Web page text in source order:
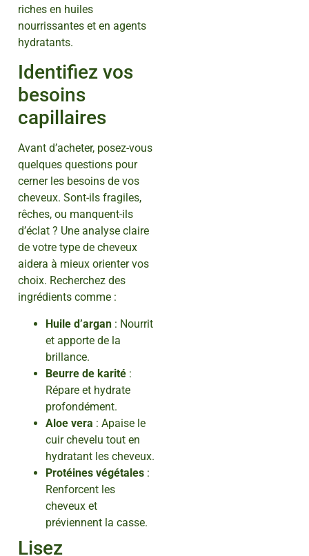
riches en huiles
nourrissantes et en agents
hydratants.
Identifiez vos
besoins
capillaires
Avant d’acheter, posez-vous
quelques questions pour
cerner les besoins de vos
cheveux. Sont-ils fragiles,
rêches, ou manquent-ils
d’éclat ? Une analyse claire
de votre type de cheveux
aidera à mieux orienter vos
choix. Recherchez des
ingrédients comme :
Huile d’argan : Nourrit
et apporte de la
brillance.
Beurre de karité :
Répare et hydrate
profondément.
Aloe vera : Apaise le
cuir chevelu tout en
hydratant les cheveux.
Protéines végétales :
Renforcent les
cheveux et
préviennent la casse.
Lisez